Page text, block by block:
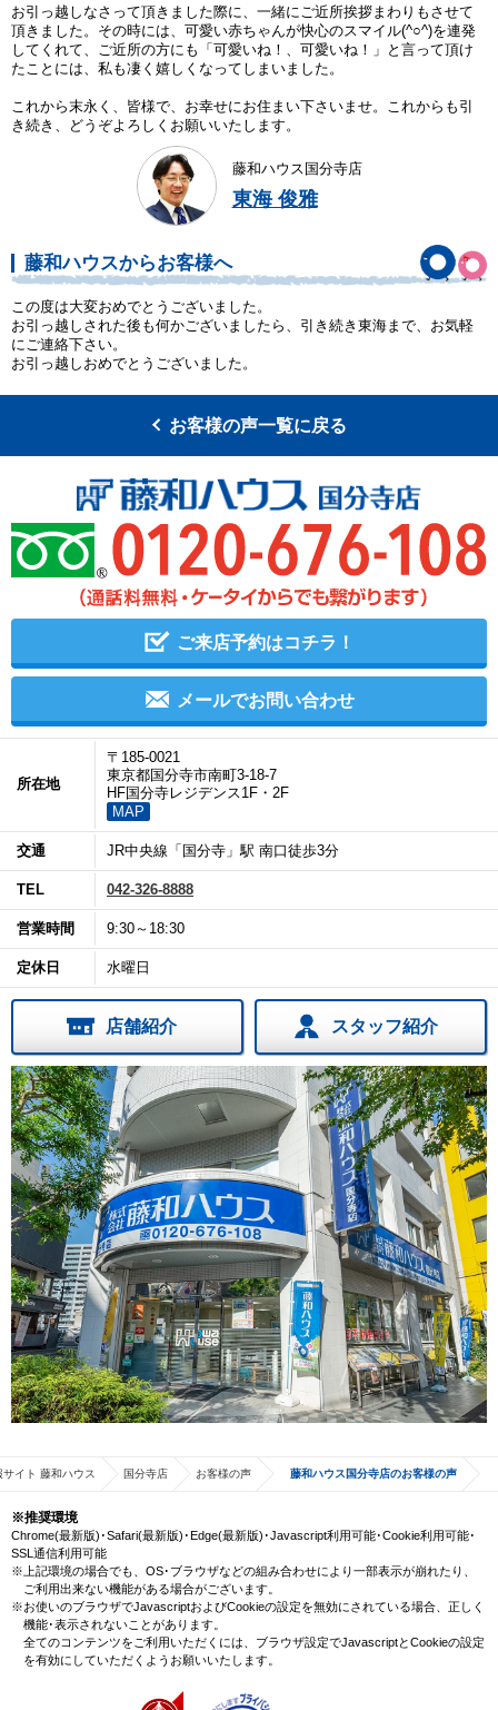
お引っ越しなさって頂きました際に、一緒にご近所挨拶まわりもさせて
頂きました。その時には、可愛い赤ちゃんが快心のスマイル(^○^)を連発
してくれて、ご近所の方にも「可愛いね！、可愛いね！」と言って頂け
たことには、私も凄く嬉しくなってしまいました。
これから末永く、皆様で、お幸せにお住まい下さいませ。これからも引
き続き、どうぞよろしくお願いいたします。
藤和ハウス国分寺店
東海 俊雅
藤和ハウスからお客様へ
この度は大変おめでとうございました。
お引っ越しされた後も何かございましたら、引き続き東海まで、お気軽
にご連絡下さい。
お引っ越しおめでとうございました。
お客様の声一覧に戻る
ご来店予約はコチラ！
メールでお問い合わせ
所在地
〒185-0021
東京都国分寺市南町3-18-7
HF国分寺レジデンス1F・2F
MAP
交通 JR中央線「国分寺」駅 南口徒歩3分
TEL 042-326-8888
営業時間 9:30～18:30
定休日 水曜日
店舗紹介 スタッフ紹介
イト 藤和ハウス 国分寺店 お客様の声 藤和ハウス国分寺店のお客様の声
※推奨環境
Chrome(最新版)･Safari(最新版)･Edge(最新版)･Javascript利用可能･Cookie利用可能･
SSL通信利用可能
※上記環境の場合でも、OS･ブラウザなどの組み合わせにより一部表示が崩れたり、
ご利用出来ない機能がある場合がございます。
※お使いのブラウザでJavascriptおよびCookieの設定を無効にされている場合、正しく
機能･表示されないことがあります。
全てのコンテンツをご利用いただくには、ブラウザ設定でJavascriptとCookieの設定
を有効にしていただくようお願いいたします。